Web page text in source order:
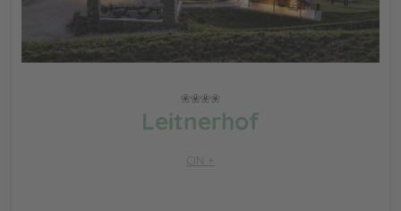
Leitnerhof
CIN +